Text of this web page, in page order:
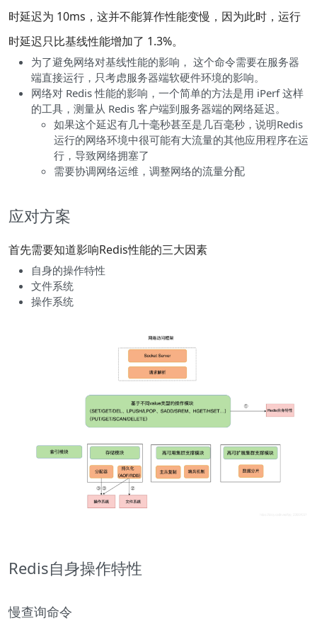
时延迟为 10ms，这并不能算作性能变慢，因为此时，运行
时延迟只比基线性能增加了 1.3%。
为了避免网络对基线性能的影响， 这个命令需要在服务器
端直接运行，只考虑服务器端软硬件环境的影响。
网络对 Redis 性能的影响，一个简单的方法是用 iPerf 这样
的工具，测量从 Redis 客户端到服务器端的网络延迟。
如果这个延迟有几十毫秒甚至是几百毫秒，说明Redis
运行的网络环境中很可能有大流量的其他应用程序在运
行，导致网络拥塞了
需要协调网络运维，调整网络的流量分配
应对方案
首先需要知道影响Redis性能的三大因素
自身的操作特性
文件系统
操作系统
Redis自身操作特性
慢查询命令